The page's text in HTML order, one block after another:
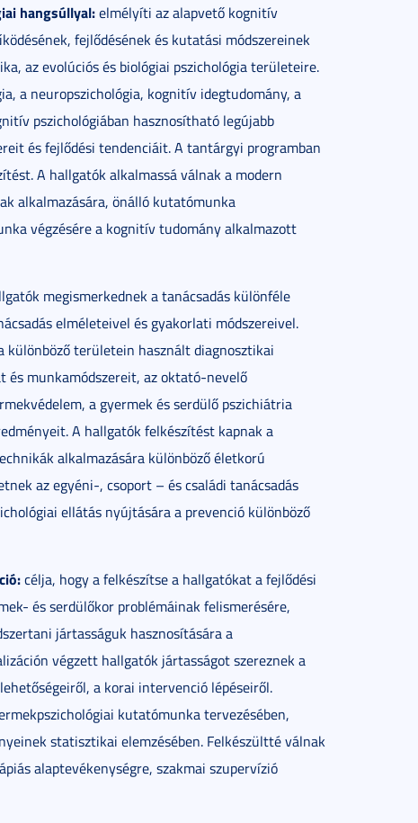
hangsúllyal:elmélyíti az alapvető kognitív
fejlődésének és kutatási módszereinek
az evolúciós és biológiai pszichológia területeire.
a neuropszichológia, kognitív idegtudomány, a
pszichológiában hasznosítható legújabb
és fejlődési tendenciáit. A tantárgyi programban
A hallgatók alkalmassá válnak a modern
alkalmazására, önálló kutatómunka
végzésére a kognitív tudomány alkalmazott
megismerkednek a tanácsadás különféle
elméleteivel és gyakorlati módszereivel.
különböző területein használt diagnosztikai
és munkamódszereit, az oktató-nevelő
a gyermek és serdülő pszichiátria
A hallgatók felkészítést kapnak a
alkalmazására különböző életkorú
az egyéni-, csoport – és családi tanácsadás
ellátás nyújtására a prevenció különböző
célja, hogy a felkészítse a hallgatókat a fejlődési
és serdülőkor problémáinak felismerésére,
jártasságuk hasznosítására a
végzett hallgatók jártasságot szereznek a
a korai intervenció lépéseiről.
kutatómunka tervezésében,
statisztikai elemzésében. Felkészültté válnak
alaptevékenységre, szakmai szupervízió